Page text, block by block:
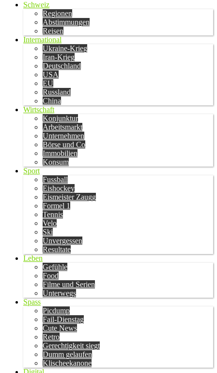
Schweiz
Regionen
Abstimmungen
Reisen
International
Ukraine-Krieg
Iran-Krieg
Deutschland
USA
EU
Russland
China
Wirtschaft
Konjunktur
Arbeitsmarkt
Unternehmen
Börse und Co
Immobilien
Konsum
Sport
Fussball
Eishockey
Eismeister Zaugg
Formel 1
Tennis
Velo
Ski
Unvergessen
Resultate
Leben
Gefühle
Food
Filme und Serien
Unterwegs
Spass
Picdump
Fail-Dienstag
Cute News
Retro
Gerechtigkeit siegt
Dumm gelaufen
Klischeekanone